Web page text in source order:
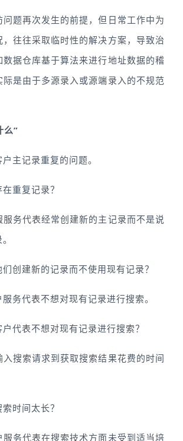
题再次发生的前提，但日常工作中为
往往采取临时性的解决方案，导致治
据仓库基于算法来进行地址数据的稽
是由于多源录入或源端录入的不规范
么”
主记录重复的问题。
重复记录？
务代表经常创建新的主记录而不是说
创建新的记录而不使用现有记录？
务代表不想对现有记录进行搜索。
代表不想对现有记录进行搜索？
搜索请求到获取搜索结果花费的时间
时间太长？
服务代表在搜索技术方面未受到适当培